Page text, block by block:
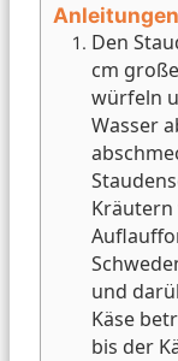
Anleitungen
Den
cm
würfeln
Wasser
und
Käse
bis der